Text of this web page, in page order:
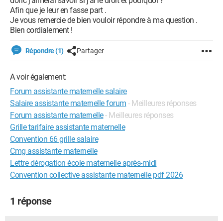
Afin que je leur en fasse part .
Je vous remercie de bien vouloir répondre à ma question .
Bien cordialement !
Répondre (1) Partager
A voir également:
Forum assistante maternelle salaire
Salaire assistante maternelle forum - Meilleures réponses
Forum assistante maternelle- Meilleures réponses
Grille tarifaire assistante maternelle
Convention 66 grille salaire
Cmg assistante maternelle
Lettre dérogation école maternelle après-midi
Convention collective assistante maternelle pdf 2026
1 réponse